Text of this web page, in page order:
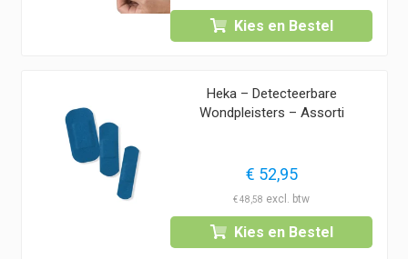
tot
€ 7,45
Kies en Bestel
Heka – Detecteerbare
Wondpleisters – Assorti
€ 52,95
€48,58
Kies en Bestel